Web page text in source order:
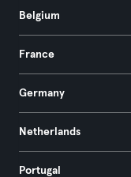
Belgium
France
Germany
Netherlands
Portugal